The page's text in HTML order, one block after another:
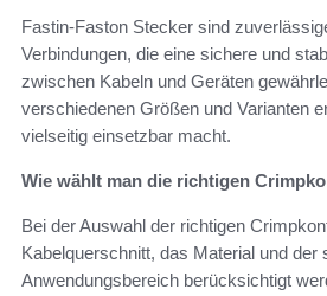
Fastin-Faston Stecker sind
Verbindungen, die eine sichere und
zwischen Kabeln und Geräten
verschiedenen Größen und Varianten
vielseitig einsetzbar macht.
Wie wählt man die richtigen
Bei der Auswahl der richtigen
Kabelquerschnitt, das Material und der
Anwendungsbereich berücksichtigt